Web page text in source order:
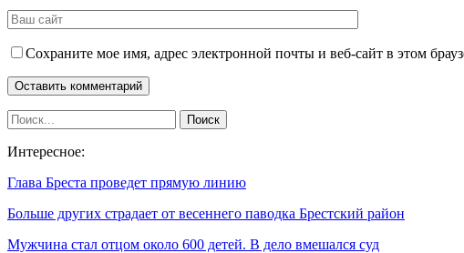
Сохраните мое имя, адрес электронной почты и веб-сайт в этом
Интересное:
Глава Бреста проведет прямую линию
Больше других страдает от весеннего паводка Брестский район
Мужчина стал отцом около 600 детей. В дело вмешался суд